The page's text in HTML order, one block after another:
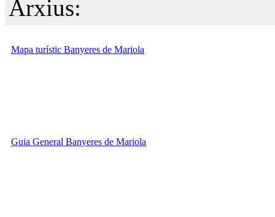
Arxius:
Mapa turístic Banyeres de Mariola
Guia General Banyeres de Mariola